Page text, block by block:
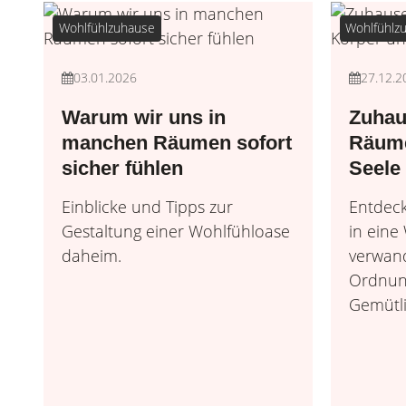
Wohlfühlzuhause
03.01.2026
Warum wir uns in
manchen Räumen sofort
sicher fühlen
Einblicke und Tipps zur
Gestaltung einer Wohlfühloase
daheim.
in eine